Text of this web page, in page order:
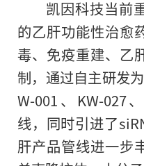
凯因科技当前
的乙肝功能性治愈
毒、免疫重建、乙
制，通过自主研发
W-001、KW-027
线，同时引进了
肝产品管线进一步